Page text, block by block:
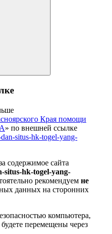
Края помощи
» по внешней ссылке
situs-hk-togel-yang-
содержимое сайта
situs-hk-togel-yang-
рекомендуем не
данных на сторонних
компьютера,
перемещены через